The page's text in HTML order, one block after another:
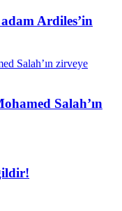
Ardiles’in
Salah’ın